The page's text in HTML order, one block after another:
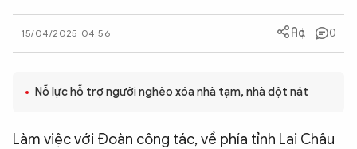
QUỐC TẾ
15/04/2025 04:56 0
Nỗ lực hỗ trợ người nghèo xóa nhà tạm, nhà dột nát
Làm việc với Đoàn công tác, về phía tỉnh Lai Châu